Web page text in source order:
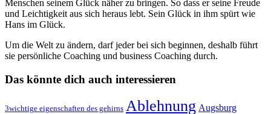
Menschen seinem Glück näher zu bringen. So dass er seine Freude
und Leichtigkeit aus sich heraus lebt. Sein Glück in ihm spürt wie
Hans im Glück.
Um die Welt zu ändern, darf jeder bei sich beginnen, deshalb führt
sie persönliche Coaching und business Coaching durch.
Das könnte dich auch interessieren
3wichtige eigenschaften des gehirns Ablehnung Augsburg